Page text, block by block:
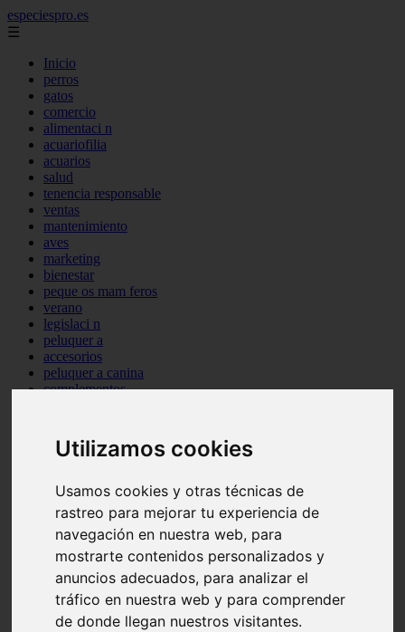
Utilizamos cookies
Usamos cookies y otras técnicas de
rastreo para mejorar tu experiencia de
navegación en nuestra web, para
mostrarte contenidos personalizados y
anuncios adecuados, para analizar el
tráfico en nuestra web y para comprender
de donde llegan nuestros visitantes.
especiespro.es
☰
Inicio
perros
gatos
comercio
alimentaci n
acuariofilia
acuarios
salud
tenencia responsable
ventas
mantenimiento
aves
marketing
bienestar
peque os mam feros
verano
legislaci n
peluquer a
accesorios
peluquer a canina
complementos
protagonistas
reptiles
adopci n
higiene
snacks
acuario
comercios
estanques
viajar